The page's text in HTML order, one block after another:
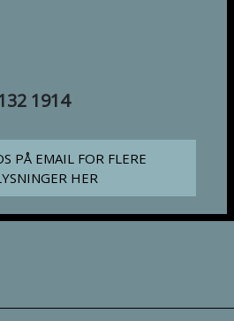
1914
PÅ EMAIL FOR FLERE
HER